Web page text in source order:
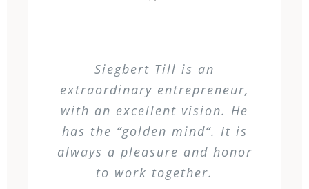
Siegbert Till is an
extraordinary entrepreneur,
with an excellent vision. He
has the “golden mind“. It is
always a pleasure and honor
to work together.